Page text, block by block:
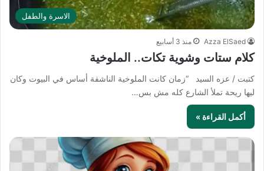
الاسرة والطفل
Azza ElSaed منذ 3 أسابيع
كلام ستات وشوية تكات.. الملوخية
كتبت / عزه السيد “زمان كانت الملوخية الناشفة أساس في البيوت وكان
ليها ريحة تملأ الشارع كله مش بس…
أكمل القراءة »